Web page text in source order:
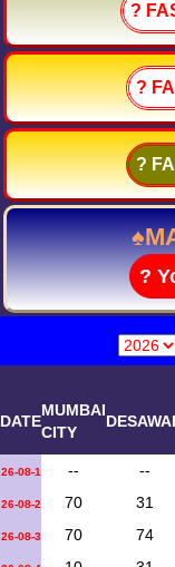
?
?
?
?
DATE
MUMBAI
CITY
26-08-1 -- --
26-08-2 70 31
26-08-3 70 74